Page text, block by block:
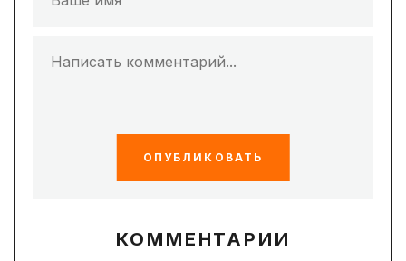
ОПУБЛИКОВАТЬ
КОММЕНТАРИИ